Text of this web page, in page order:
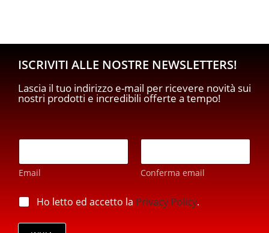
ISCRIVITI ALLE NOSTRE NEWSLETTERS!
Lascia il tuo indirizzo e-mail per ricevere novità sui
nostri prodotti e incredibili offerte a tempo!
E
a
i
*
Email Conferma email
r
v
p
r
i
Ho letto ed accetto la Privacy Policy.